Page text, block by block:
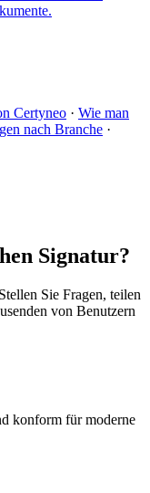
Certyneo · Wie man
nach Branche ·
Signatur?
Sie Fragen, teilen
von Benutzern
konform für moderne